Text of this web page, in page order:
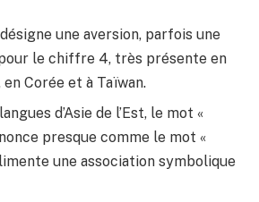
une aversion, parfois une
le chiffre 4, très présente en
en Corée et à Taïwan.
d’Asie de l’Est, le mot «
presque comme le mot «
une association symbolique